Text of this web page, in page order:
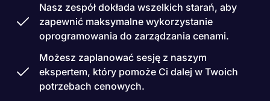
Nasz zespół dokłada wszelkich starań, aby
zapewnić maksymalne wykorzystanie
oprogramowania do zarządzania cenami.
Możesz zaplanować sesję z naszym
ekspertem, który pomoże Ci dalej w Twoich
potrzebach cenowych.